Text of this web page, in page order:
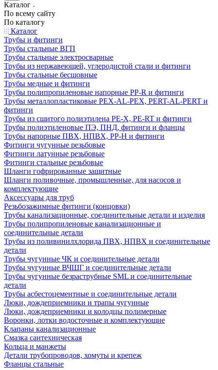
Каталог
По всему сайту
По каталогу
Каталог
Трубы и фитинги
Трубы стальные ВГП
Трубы стальные электросварные
Трубы из нержавеющей, углеродистой стали и фитинги
Трубы стальные бесшовные
Трубы медные и фитинги
Трубы полипропиленовые напорные PP-R и фитинги
Трубы металлопластиковые PEX-AL-PEX, PERT-AL-PERT и
фитинги
Трубы из сшитого полиэтилена PE-X, PE-RT и фитинги
Трубы полиэтиленовые ПЭ, ПНД, фитинги и фланцы
Трубы напорные ПВХ, НПВХ, PP-H и фитинги
Фитинги чугунные резьбовые
Фитинги латунные резьбовые
Фитинги стальные резьбовые
Шланги гофрированные защитные
Шланги поливочные, промышленные, для насосов и
комплектующие
Аксессуары для труб
Резьбозажимные фитинги (концовки)
Трубы канализационные, соединительные детали и изделия
Трубы полипропиленовые канализационные и
соединительные детали
Трубы из поливинилхлорида ПВХ, НПВХ и соединительные
детали
Трубы чугунные ЧК и соединительные детали
Трубы чугунные ВЧШГ и соединительные детали
Трубы чугунные безраструбные SML и соединительные
детали
Трубы асбестоцементные и соединительные детали
Люки, дождеприемники и трапы чугунные
Люки, дождеприемники и колодцы полимерные
Воронки, лотки водосточные и комплектующие
Клапаны канализационные
Смазка сантехническая
Кольца и манжеты
Детали трубопроводов, хомуты и крепеж
Фланцы стальные